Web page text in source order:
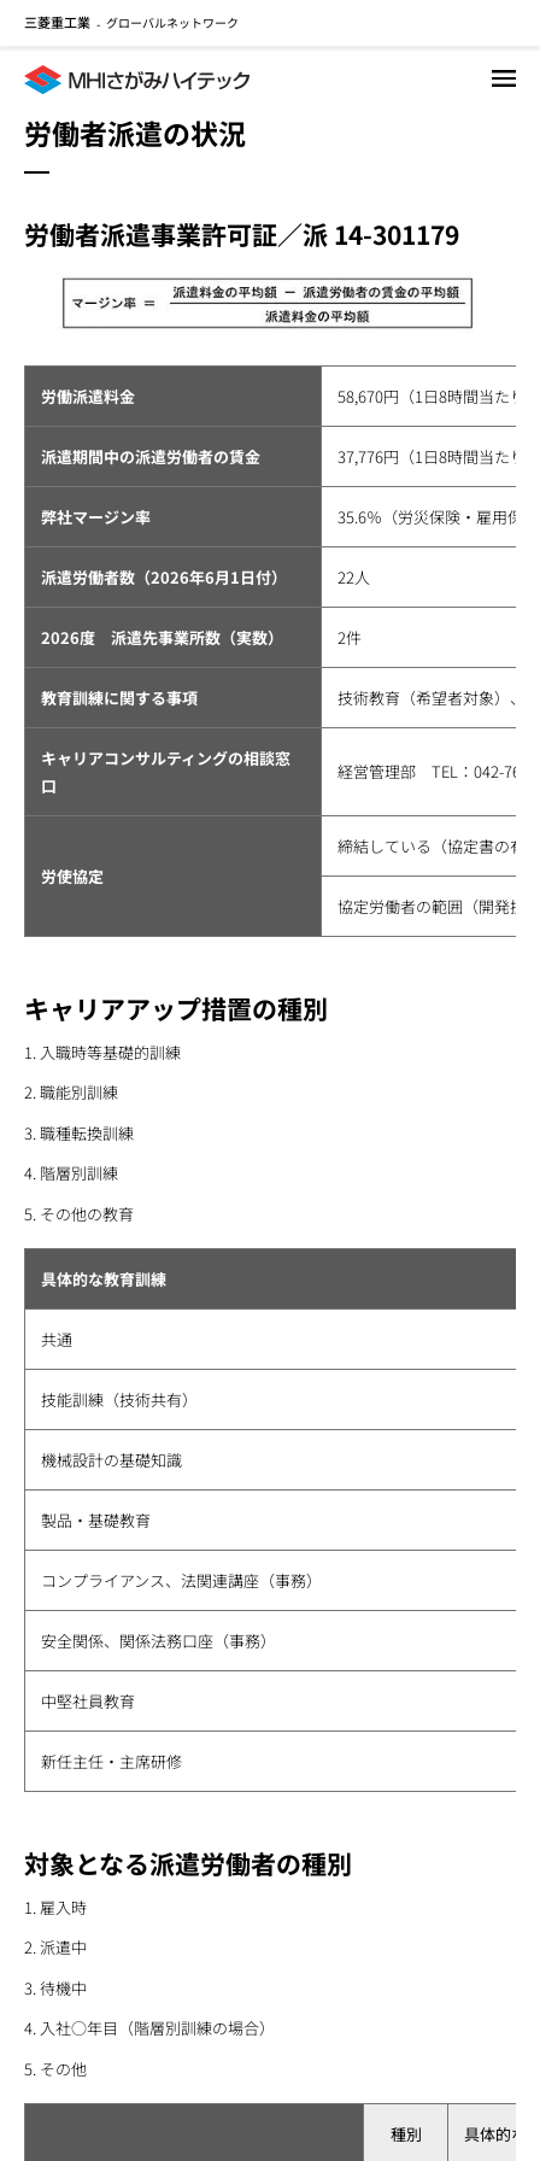
三菱重工業 - グローバルネットワーク
労働者派遣の状況
労働者派遣事業許可証／派 14-301179
労働派遣料金 58,670円（1日8時間当たり
派遣期間中の派遣労働者の賃金 37,776円（1日8時間当たり
弊社マージン率 35.6％（労災保険・雇用保
派遣労働者数（2026年6月1日付） 22人
2026度 派遣先事業所数（実数） 2件
教育訓練に関する事項 技術教育（希望者対象）、
キャリアコンサルティングの相談窓
口
経営管理部 TEL：042-761-
労使協定
締結している（協定書の有
協定労働者の範囲（開発技
キャリアアップ措置の種別
入職時等基礎的訓練
職能別訓練
職種転換訓練
階層別訓練
その他の教育
具体的な教育訓練
共通
技能訓練（技術共有）
機械設計の基礎知識
製品・基礎教育
コンプライアンス、法関連講座（事務）
安全関係、関係法務口座（事務）
中堅社員教育
新任主任・主席研修
対象となる派遣労働者の種別
雇入時
派遣中
待機中
入社○年目（階層別訓練の場合）
その他
種別 具体的な